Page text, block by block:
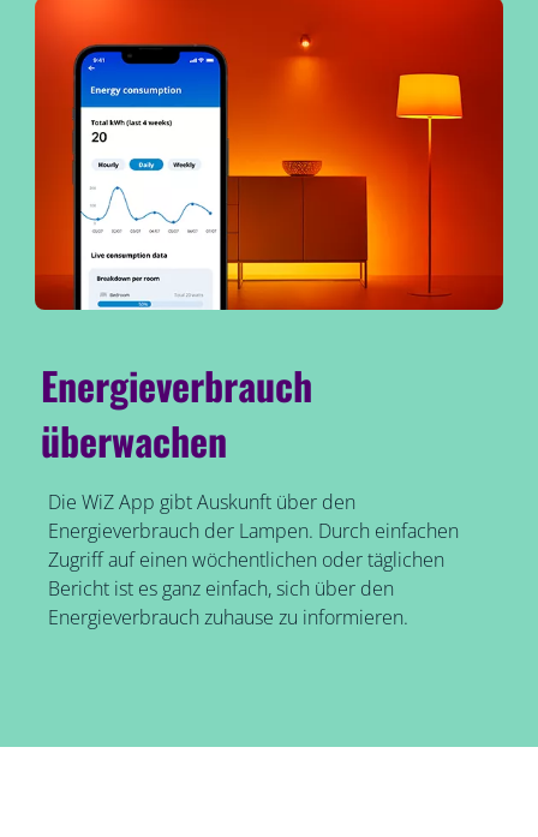
Energieverbrauch
überwachen
Die WiZ App gibt Auskunft über den
Energieverbrauch der Lampen. Durch einfachen
Zugriff auf einen wöchentlichen oder täglichen
Bericht ist es ganz einfach, sich über den
Energieverbrauch zuhause zu informieren.